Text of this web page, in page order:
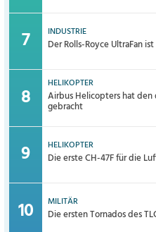
INDUSTRIE
Der Rolls-Royce UltraFan
HELIKOPTER
Airbus Helicopters hat
gebracht
HELIKOPTER
Die erste CH-47F für die
MILITÄR
Die ersten Tornados des